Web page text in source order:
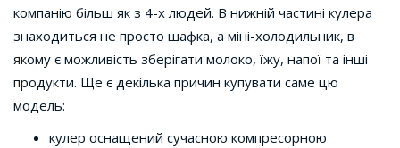
компанію більш як з 4-х людей. В нижній частині кулера
знаходиться не просто шафка, а міні-холодильник, в
якому є можливість зберігати молоко, їжу, напої та інші
продукти. Ще є декілька причин купувати саме цю
модель:
кулер оснащений сучасною компресорною